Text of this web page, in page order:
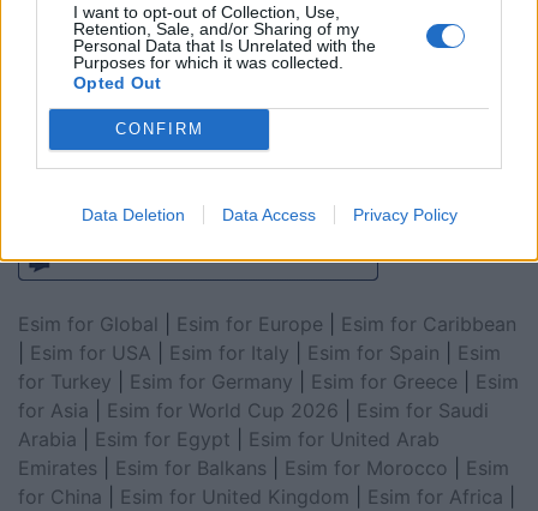
I want to opt-out of Collection, Use,
Retention, Sale, and/or Sharing of my
Personal Data that Is Unrelated with the
Purposes for which it was collected.
Opted Out
CONFIRM
Data Deletion Data Access Privacy Policy
Esim for Global Esim for Europe
Esim for Caribbean
Esim for USA Esim for Italy Esim for Spain
Esim
for Turkey
Esim for Germany Esim for Greece
Esim
for Asia
Esim for World Cup 2026
Esim for Saudi
Arabia
Esim for Egypt
Esim for United Arab
Emirates
Esim for Balkans Esim for Morocco
Esim
for China
Esim for United Kingdom Esim for Africa